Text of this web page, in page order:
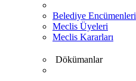
Belediye Encümenleri
Meclis Üyeleri
Meclis Kararları
Dökümanlar